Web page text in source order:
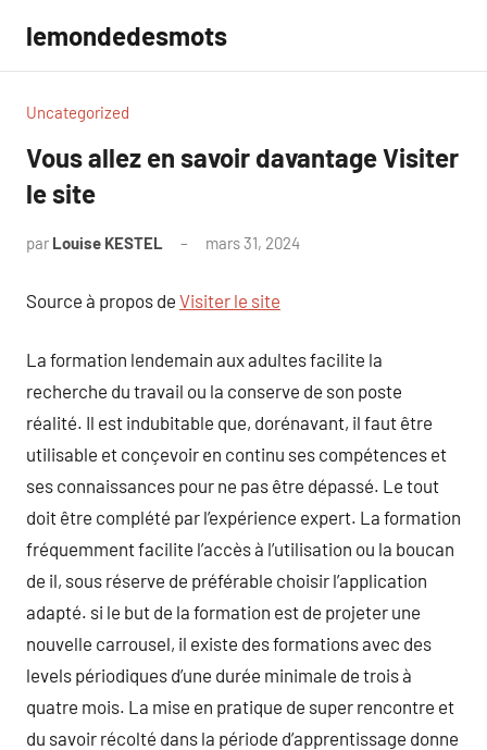
contenu
lemondedesmots
Uncategorized
Vous allez en savoir davantage Visiter
le site
par Louise KESTEL mars 31, 2024
Source à propos de Visiter le site
La formation lendemain aux adultes facilite la
recherche du travail ou la conserve de son poste
réalité. Il est indubitable que, dorénavant, il faut être
utilisable et conçevoir en continu ses compétences et
ses connaissances pour ne pas être dépassé. Le tout
doit être complété par l’expérience expert. La formation
fréquemment facilite l’accès à l’utilisation ou la boucan
de il, sous réserve de préférable choisir l’application
adapté. si le but de la formation est de projeter une
nouvelle carrousel, il existe des formations avec des
levels périodiques d’une durée minimale de trois à
quatre mois. La mise en pratique de super rencontre et
du savoir récolté dans la période d’apprentissage donne